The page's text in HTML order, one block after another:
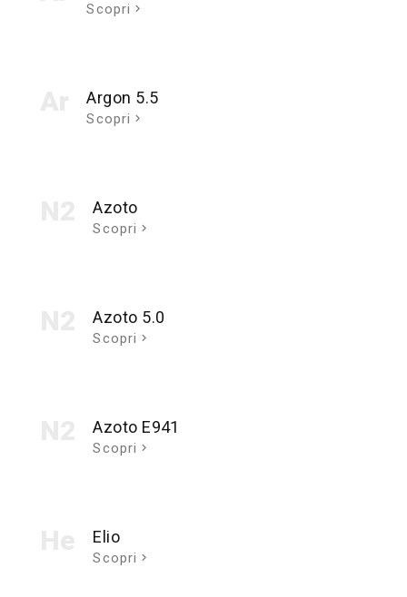
Scopri
Argon 5.5
Scopri
Azoto
Scopri
Azoto 5.0
Scopri
Azoto E941
Scopri
Elio
Scopri